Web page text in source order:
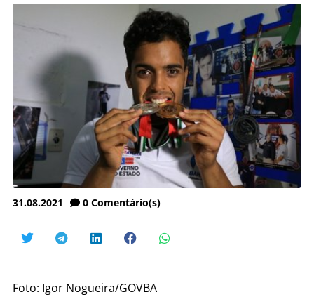
31.08.2021 0 Comentário(s)
Foto: Igor Nogueira/GOVBA